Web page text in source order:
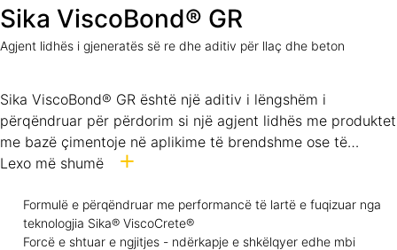
Sika ViscoBond® GR
Agjent lidhës i gjeneratës së re dhe aditiv për llaç dhe beton
Sika ViscoBond® GR është një aditiv i lëngshëm i
përqëndruar për përdorim si një agjent lidhës me produktet
me bazë çimentoje në aplikime të brendshme ose të
jashtme. Përdoret gjithashtu si një modifikues i llaçeve dhe
dhe për zhvillimin e rezistencave ndaj tërheqjes, përkuljes
dhe të lidhjes.
Lexo më shumë
Formulë e përqëndruar me performancë të lartë e fuqizuar nga
teknologjia Sika® ViscoCrete®
Forcë e shtuar e ngjitjes - ndërkapje e shkëlqyer edhe mbi